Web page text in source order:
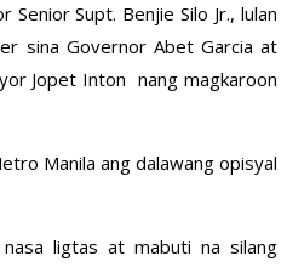
Supt. Benjie Silo Jr., lulan
sina Governor Abet Garcia at
Jopet Inton nang magkaroon
Manila ang dalawang opisyal
ligtas at mabuti na silang